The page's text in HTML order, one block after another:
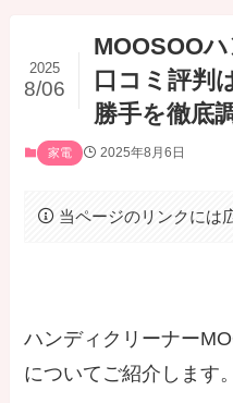
MOOSOO
口コミ評判
勝手を徹底
2025
8/06
家電 2025年8月6日
当ページのリンクには
ハンディクリーナー
についてご紹介します。